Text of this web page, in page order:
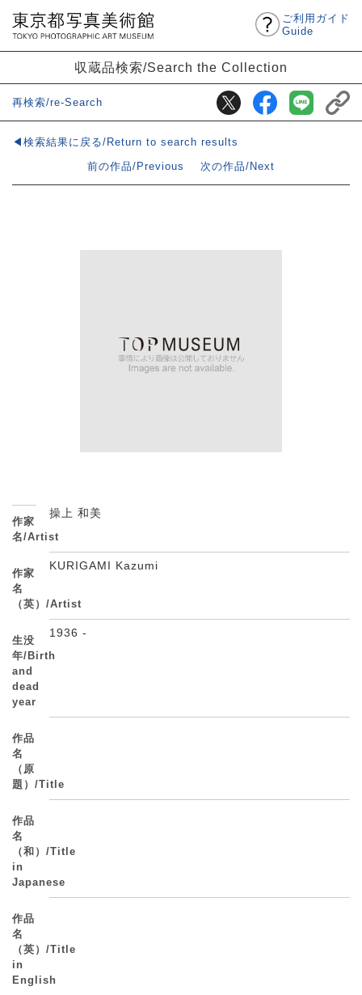
ご利用ガイド
Guide
収蔵品検索/Search the Collection
再検索/re-Search
◀検索結果に戻る/Return to search results
前の作品/Previous
次の作品/Next
作家
名/Artist
操上 和美
作家
名
（英）/Artist
KURIGAMI Kazumi
生没
年/Birth
and
dead
year
1936 -
作品
名
（原
題）/Title
作品
名
（和）/Title
in
Japanese
作品
名
（英）/Title
in
English